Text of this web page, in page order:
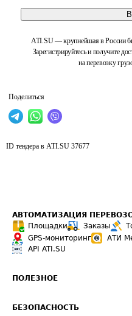
ATI.SU — крупнейшая в России
Зарегистрируйтесь и получите
на перевозку
Поделиться
ID тендера в ATI.SU 37677
АВТОМАТИЗАЦИЯ
Площадки
Заказы
GPS-мониторинг
АТИ
API ATI.SU
ПОЛЕЗНОЕ
БЕЗОПАСНОСТЬ